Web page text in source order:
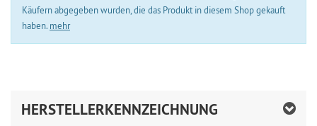
Käufern abgegeben wurden, die das Produkt in diesem Shop gekauft
haben. mehr
HERSTELLERKENNZEICHNUNG